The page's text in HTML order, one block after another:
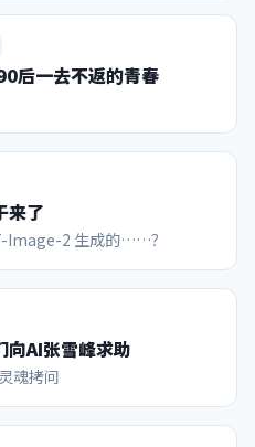
”。 如果无穷极限都成立，为
因为人类的直觉在处理无限时
去证明那些因凑齐所有方向
后确实能够归零且不引起维
们可以发现，从赞助商政策、
个领域评价，2026年美加墨
了此前任何一届世界杯。 国
有望突破150亿美元，较上
界杯，收入就高达101.84亿美
22冬奥会的4.6倍）。 1984年
运这场赛事；同时美国也有
商业化经验，这个“全民玩
值最大化的“点石成金”的能
在全民健身的热潮中，蕴含着
何借鉴世界杯经验，充分营
得思考的命题。 赞助商：美国
上周期增长超70%。决赛前
表宣布，本周期收入有望突
所在的2026财年收入预算约
现估算的本届世界杯收入可
、票务/款待超30亿、赞助28
后一去不返的青春
来了
Image-2 生成的……？
向AI张雪峰求助
魂拷问